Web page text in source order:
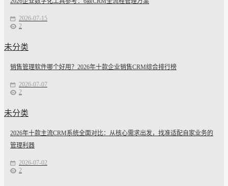
2026-07-15
2
未分类
销售管理软件哪个好用？2026年十款企业销售CRM综合排行榜
2026-07-07
2
未分类
2026年十款主流CRM系统全面对比：从核心需求出发，找准适配自家业务的
管理利器
2026-07-02
2